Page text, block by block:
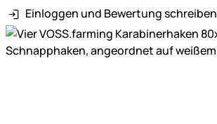
Einloggen und Bewertung schreiben
Produktgalerie